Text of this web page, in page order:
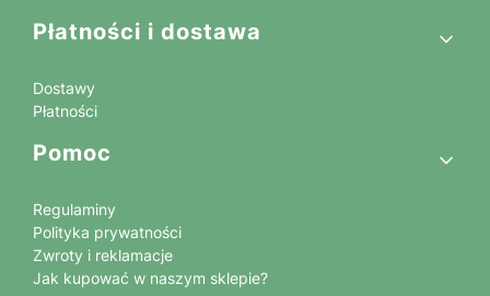
Płatności i dostawa
Dostawy
Płatności
Pomoc
Regulaminy
Polityka prywatności
Zwroty i reklamacje
Jak kupować w naszym sklepie?